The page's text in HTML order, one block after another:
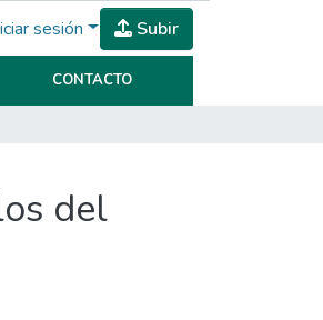
sesión Subir
CONTACTO
del